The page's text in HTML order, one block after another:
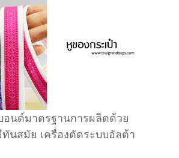
อนด์มาตรฐานการผลิตด้วย
ทันสมัย เครื่องตัดระบบอัลต้า